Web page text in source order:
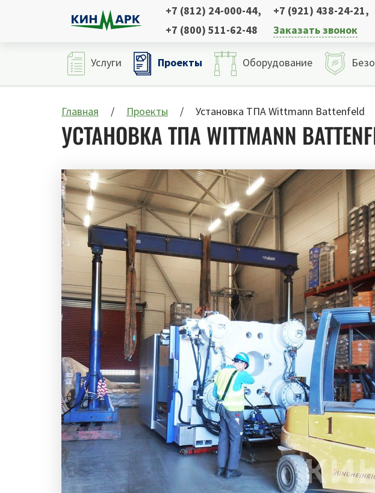
+7 (812) 24-000-44, +7 (921) 438-24-21,
+7 (800) 511-62-48
Заказать звонок
Услуги Проекты Оборудование
Главная Проекты Установка ТПА Wittmann Battenfeld
УСТАНОВКА ТПА WITTMANN